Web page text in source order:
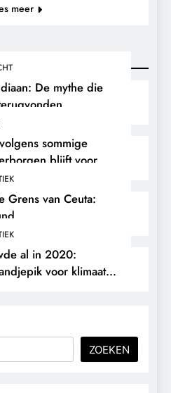
De mythe die
sommige
blijft voor
Grens van Ceuta:
al in 2020:
voor klimaat
meer
ZOEKEN